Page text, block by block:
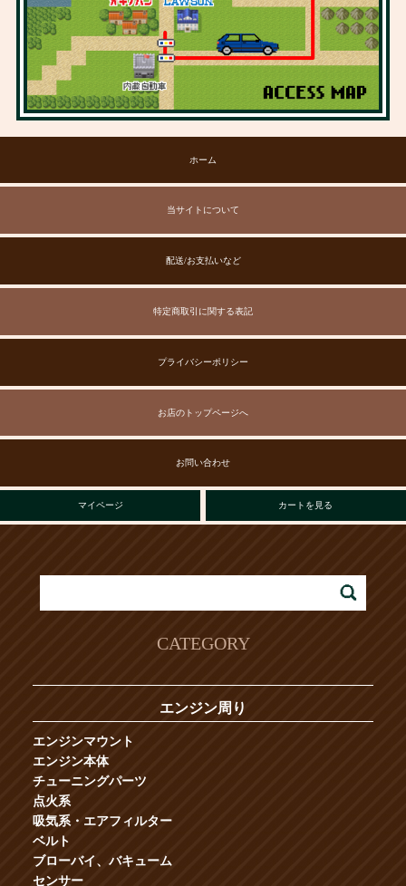
ホーム
当サイトについて
配送/お支払いなど
特定商取引に関する表記
プライバシーポリシー
お店のトップページへ
お問い合わせ
マイページ カートを見る
CATEGORY
エンジン周り
エンジンマウント
エンジン本体
チューニングパーツ
点火系
吸気系・エアフィルター
ベルト
ブローバイ、バキューム
センサー